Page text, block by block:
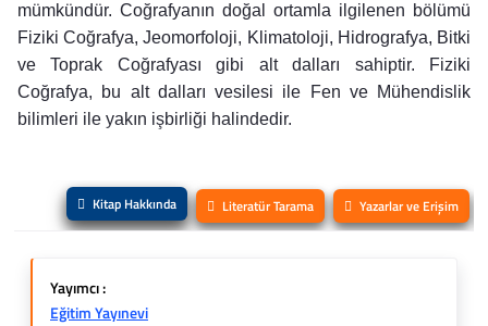
mümkündür. Coğrafyanın doğal ortamla ilgilenen bölümü
Fiziki Coğrafya, Jeomorfoloji, Klimatoloji, Hidrografya, Bitki
ve Toprak Coğrafyası gibi alt dalları sahiptir. Fiziki
Coğrafya, bu alt dalları vesilesi ile Fen ve Mühendislik
bilimleri ile yakın işbirliği halindedir.
Kitap Hakkında Literatür Tarama Yazarlar ve Erişim
Yayımcı :
Eğitim Yayınevi